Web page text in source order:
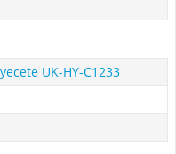
UK-HY-C1233